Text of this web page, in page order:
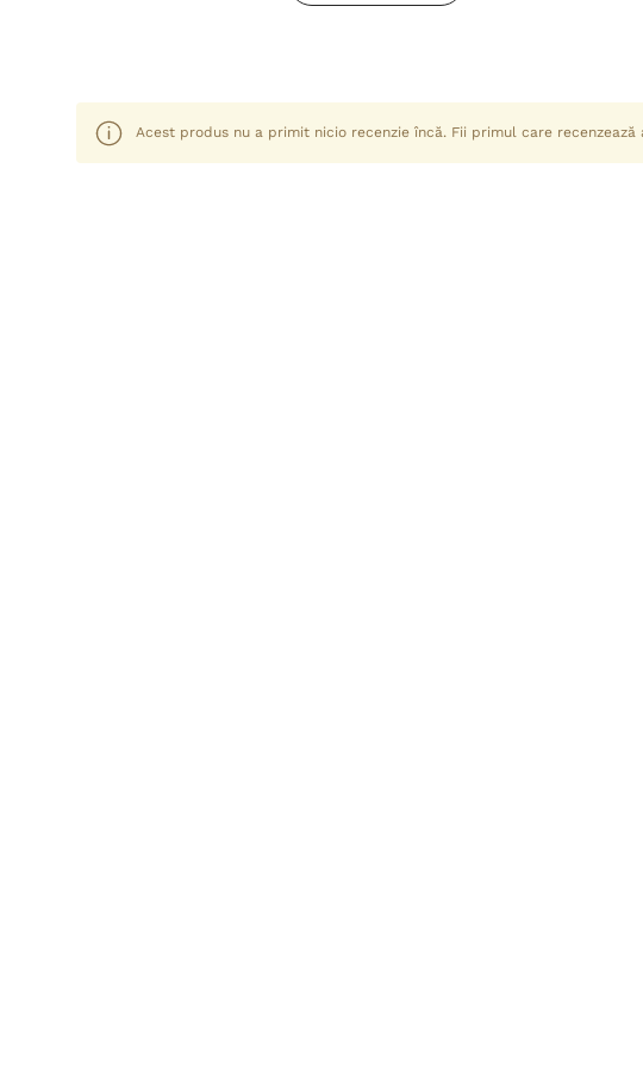
Acest produs nu a primit nicio recenzie încă. Fii primul care recenzează